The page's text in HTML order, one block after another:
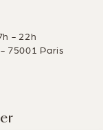
- 22h
75001 Paris